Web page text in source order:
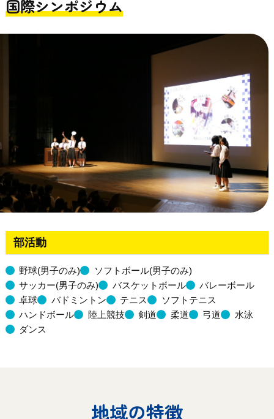
国際シンポジウム
部活動
野球(男子のみ)
ソフトボール(男子のみ)
サッカー(男子のみ)
バスケットボール
バレーボール
卓球
バドミントン テニス
ソフトテニス
ハンドボール
陸上競技 剣道 柔道 弓道
水泳
ダンス
地域の特徴